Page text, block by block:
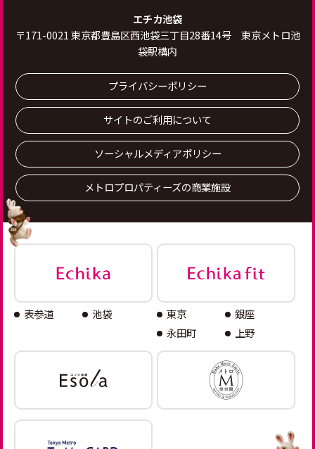
エチカ池袋
〒171-0021 東京都豊島区西池袋三丁目28番14号 東京メトロ池
袋駅構内
プライバシーポリシー
サイトのご利用について
ソーシャルメディアポリシー
メトロプロパティーズの商業施設
表参道 池袋 東京
銀座
永田町
上野